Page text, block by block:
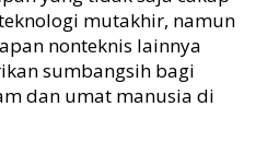
mutakhir, namun
nonteknis lainnya
sumbangsih bagi
dan umat manusia di